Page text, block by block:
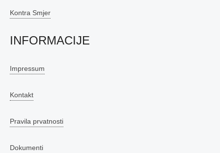
Kontra Smjer
INFORMACIJE
Impressum
Kontakt
Pravila prvatnosti
Dokumenti